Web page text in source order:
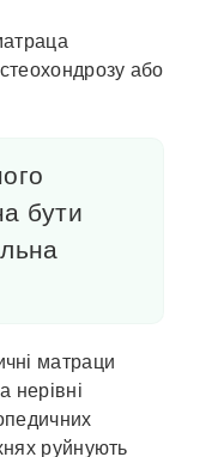
або
бути
матраци
нерівні
руйнують